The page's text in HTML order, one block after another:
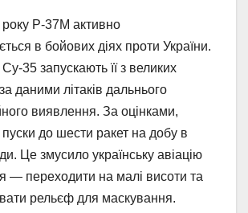
року Р-37М активно
в бойових діях проти України.
35 запускають її з великих
даними літаків дальнього
виявлення. За оцінками,
до шести ракет на добу в
Це змусило українську авіацію
— переходити на малі висоти та
рельєф для маскування.